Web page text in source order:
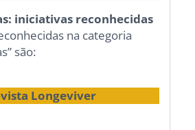
iniciativas reconhecidas
na categoria
são:
Longeviver